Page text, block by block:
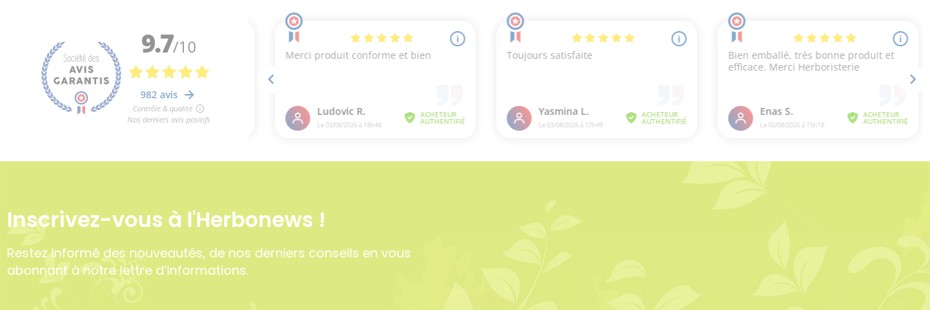
variation
Inscrivez-vous à l'Herbonews !
Restez informé des nouveautés, de nos derniers conseils en vous
abonnant à notre lettre d’informations.